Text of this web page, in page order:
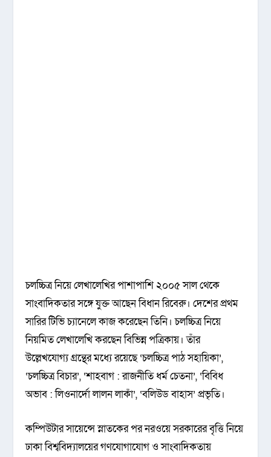
চলচ্চিত্র নিয়ে লেখালেখির পাশাপাশি ২০০৫ সাল থেকে
সাংবাদিকতার সঙ্গে যুক্ত আছেন বিধান রিবেরু। দেশের প্রথম
সারির টিভি চ্যানেলে কাজ করেছেন তিনি। চলচ্চিত্র নিয়ে
নিয়মিত লেখালেখি করছেন বিভিন্ন পত্রিকায়। তাঁর
উল্লেখযোগ্য গ্রন্থের মধ্যে রয়েছে ‘চলচ্চিত্র পাঠ সহায়িকা’,
‘চলচ্চিত্র বিচার’, ‘শাহবাগ : রাজনীতি ধর্ম চেতনা’, ‘বিবিধ
অভাব : লিওনার্দো লালন লাকাঁ’, ‘বলিউড বাহাস’ প্রভৃতি।
কম্পিউটার সায়েন্সে স্নাতকের পর নরওয়ে সরকারের বৃত্তি নিয়ে
ঢাকা বিশ্ববিদ্যালয়ের গণযোগাযোগ ও সাংবাদিকতায়